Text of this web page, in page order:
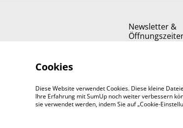
Newsletter &
©2026 Padel-Tennisshop
Cookies
Diese Website verwendet Cookies. Diese kleine
Ihre Erfahrung mit SumUp noch weiter verbessern
sie verwendet werden, indem Sie auf „Cookie-